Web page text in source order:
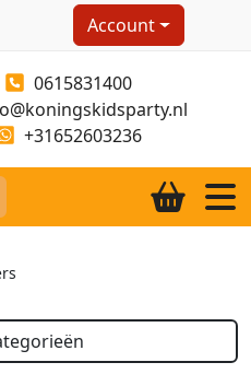
Account
0615831400
+31652603236